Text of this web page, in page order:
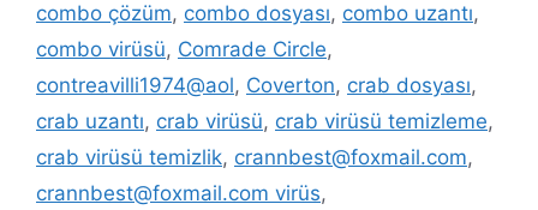
combo çözüm, combo dosyası, combo uzantı,
combo virüsü, Comrade Circle,
contreavilli1974@aol, Coverton, crab dosyası,
crab uzantı, crab virüsü, crab virüsü temizleme,
crab virüsü temizlik, crannbest@foxmail.com,
crannbest@foxmail.com virüs,